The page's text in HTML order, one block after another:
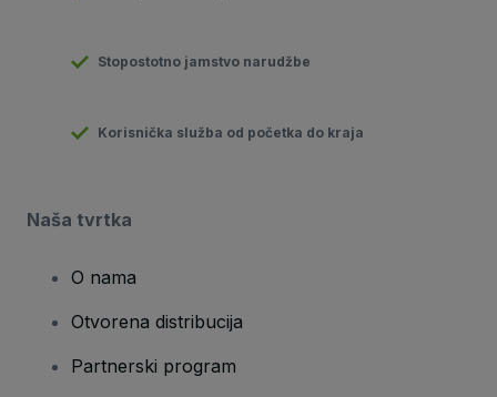
Stopostotno jamstvo narudžbe
Korisnička služba od početka do kraja
Naša tvrtka
O nama
Otvorena distribucija
Partnerski program